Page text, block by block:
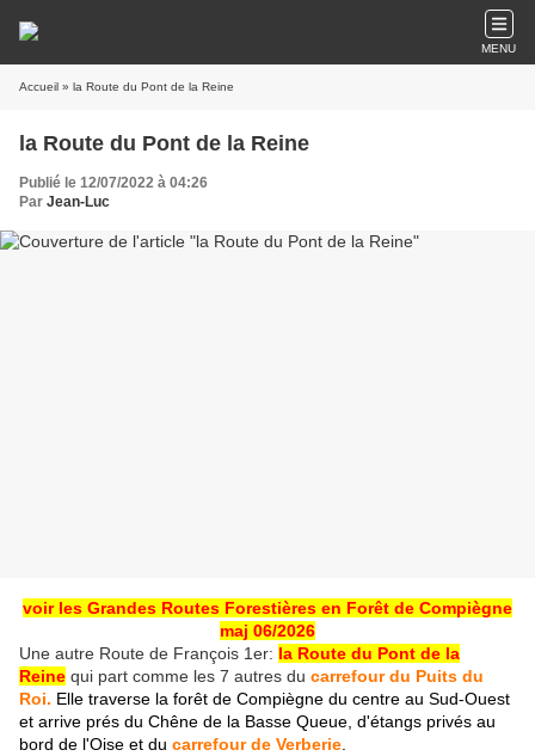
MENU
Accueil » la Route du Pont de la Reine
la Route du Pont de la Reine
Publié le 12/07/2022 à 04:26
Par Jean-Luc
voir les Grandes Routes Forestières en Forêt de Compiègne
maj 06/2026
Une autre Route de François 1er: la Route du Pont de la
Reine qui part comme les 7 autres du carrefour du Puits du
Roi. Elle traverse la forêt de Compiègne du centre au Sud-Ouest
et arrive prés du Chêne de la Basse Queue, d'étangs privés au
bord de l'Oise et du carrefour de Verberie